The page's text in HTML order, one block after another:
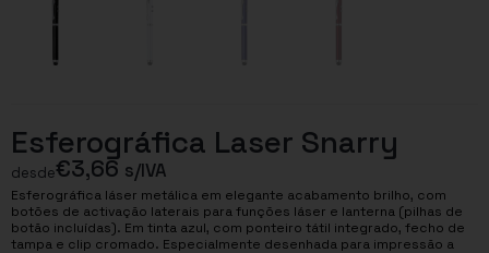
Esferográfica Laser Snarry
desde€3,66 s/IVA
Esferográfica láser metálica em elegante acabamento brilho, com
botões de activação laterais para funções láser e lanterna (pilhas de
botão incluídas). Em tinta azul, com ponteiro tátil integrado, fecho de
tampa e clip cromado. Especialmente desenhada para impressão a